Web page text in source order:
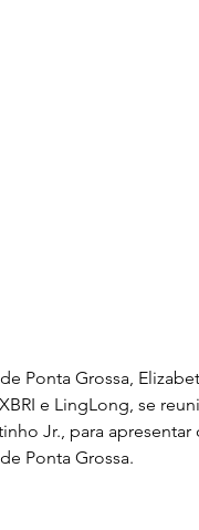
Ponta Grossa,
e LingLong, se
Jr., para
Ponta Grossa.